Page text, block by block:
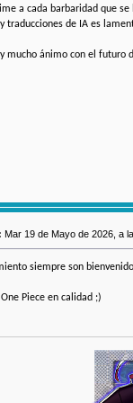
a cada barbaridad que
traducciones de IA es
mucho ánimo con el futuro
Mar 19 de Mayo de 2026, a
siempre son
Piece en calidad ;)